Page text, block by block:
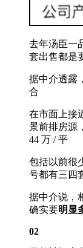
去年汤臣一
套出售都是
据中介透露
合
在市面上接
景前排房源
44 万 / 平
包括以前很
号都有三四
据中介说，
确实要明显
02